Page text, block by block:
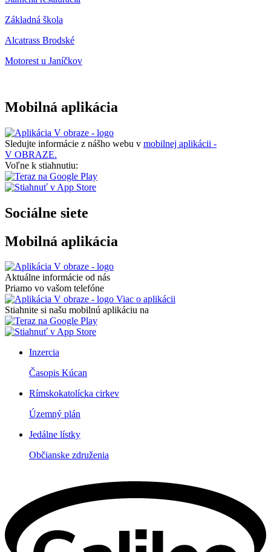
Základná škola
Alcatrass Brodské
Motorest u Janíčkov
Mobilná aplikácia
Sledujte informácie z nášho webu v mobilnej aplikácii -
V OBRAZE.
Voľne k stiahnutiu:
Sociálne siete
Mobilná aplikácia
Aktuálne informácie od nás
Priamo vo vašom telefóne
Viac o aplikácii
Stiahnite si našu mobilnú aplikáciu na
Inzercia
Časopis Kúcan
Rímskokatolícka cirkev
Územný plán
Jedálne lístky
Občianske združenia